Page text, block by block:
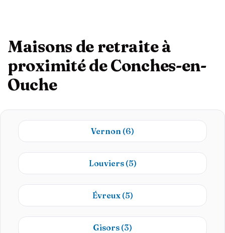
Maisons de retraite à
proximité de Conches-en-
Ouche
Vernon (6)
Louviers (5)
Évreux (5)
Gisors (3)